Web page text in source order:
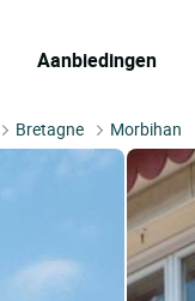
Aanbiedingen
Bretagne Morbihan